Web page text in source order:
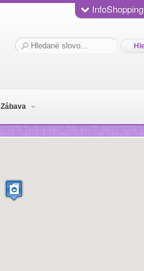
Hledat:
Zábava
InfoShopping